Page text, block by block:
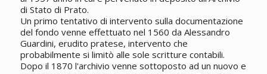
di Stato di Prato.
Un primo tentativo di intervento sulla documentazione
del fondo venne effettuato nel 1560 da Alessandro
Guardini, erudito pratese, intervento che
probabilmente si limitò alle sole scritture contabili.
Dopo il 1870 l'archivio venne sottoposto ad un nuovo e